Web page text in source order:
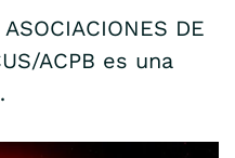
DE
ACPB es una